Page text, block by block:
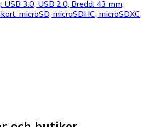
3.0, USB 2.0, Bredd: 43 mm,
microSD, microSDHC, microSDXC